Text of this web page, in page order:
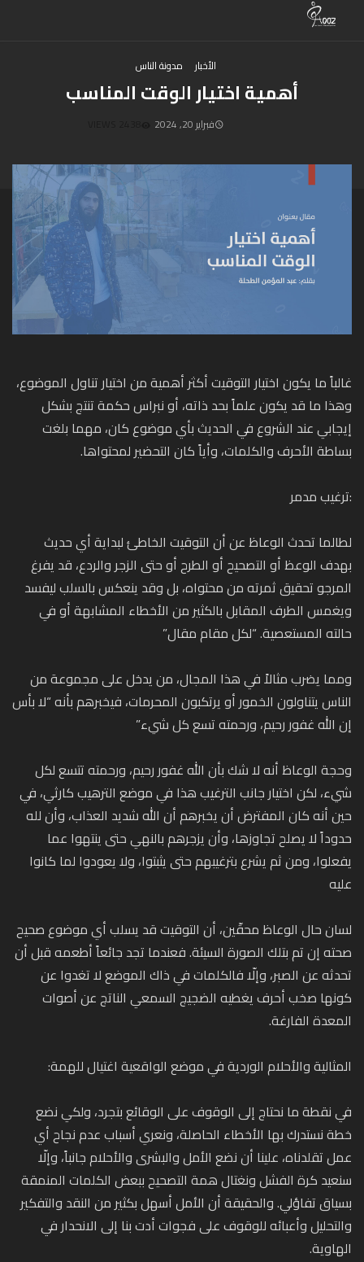
الأخبار مدونة الناس
أهمية اختيار الوقت المناسب
فبراير 20, 2024
غالباً ما يكون اختيار التوقيت أكثر أهمية من اختيار تناول الموضوع،
وهذا ما قد يكون علماً بحد ذاته، أو نبراس حكمة تنتج بشكل
إيجابي عند الشروع في الحديث بأي موضوع كان، مهما بلغت
بساطة الأحرف والكلمات، وأياً كان التحضير لمحتواها.
:ترغيب مدمر
لطالما تحدث الوعاظ عن أن التوقيت الخاطئ لبداية أي حديث
بهدف الوعظ أو التصحيح أو الطرح أو حتى الزجر والردع، قد يفرغ
المرجو تحقيق ثمرته من محتواه، بل وقد ينعكس بالسلب ليفسد
ويغمس الطرف المقابل بالكثير من الأخطاء المشابهة أو في
حالته المستعصية. “لكل مقام مقال”
ومما يضرب مثالاً في هذا المجال، من يدخل على مجموعة من
الناس يتناولون الخمور أو يرتكبون المحرمات، فيخبرهم بأنه “لا بأس
إن الله غفور رحيم، ورحمته تسع كل شيء”
وحجة الوعاظ أنه لا شك بأن الله غفور رحيم، ورحمته تتسع لكل
شيء، لكن اختيار جانب الترغيب هذا في موضع الترهيب كارثي، في
حين أنه كان المفترض أن يخبرهم أن الله شديد العذاب، وأن لله
حدوداً لا يصلح تجاوزها، وأن يزجرهم بالنهي حتى ينتهوا عما
يفعلوا، ومن ثم يشرع بترغيبهم حتى يثبتوا، ولا يعودوا لما كانوا
عليه
لسان حال الوعاظ محقّين، أن التوقيت قد يسلب أي موضوع صحيح
صحته إن تم بتلك الصورة السيئة. فعندما تجد جائعاً أطعمه قبل أن
تحدثه عن الصبر، وإلّا فالكلمات في ذاك الموضع لا تغدوا عن
كونها صخب أحرف يغطيه الضجيج السمعي الناتج عن أصوات
المعدة الفارغة.
المثالية والأحلام الوردية في موضع الواقعية اغتيال للهمة:
في نقطة ما نحتاج إلى الوقوف على الوقائع بتجرد، ولكي نضع
خطة نستدرك بها الأخطاء الحاصلة، ونعري أسباب عدم نجاح أي
عمل تقلدناه، علينا أن نضع الأمل والبشرى والأحلام جانباً، وإلّا
سنعيد كرة الفشل ونغتال همة التصحيح ببعض الكلمات المنمقة
بسياق تفاؤلي. والحقيقة أن الأمل أسهل بكثير من النقد والتفكير
والتحليل وأعبائه للوقوف على فجوات أدت بنا إلى الانحدار في
الهاوية.